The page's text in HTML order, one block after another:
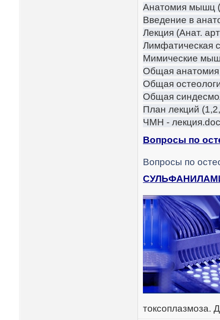
Анатомия мышц
Введение в
Лекция (Анат.
Лимфатическая
Мимические
Общая анатомия
Общая
Общая
План лекций
ЧМН - лекция.doc
Вопросы по
Вопросы по
токсоплазмоза.